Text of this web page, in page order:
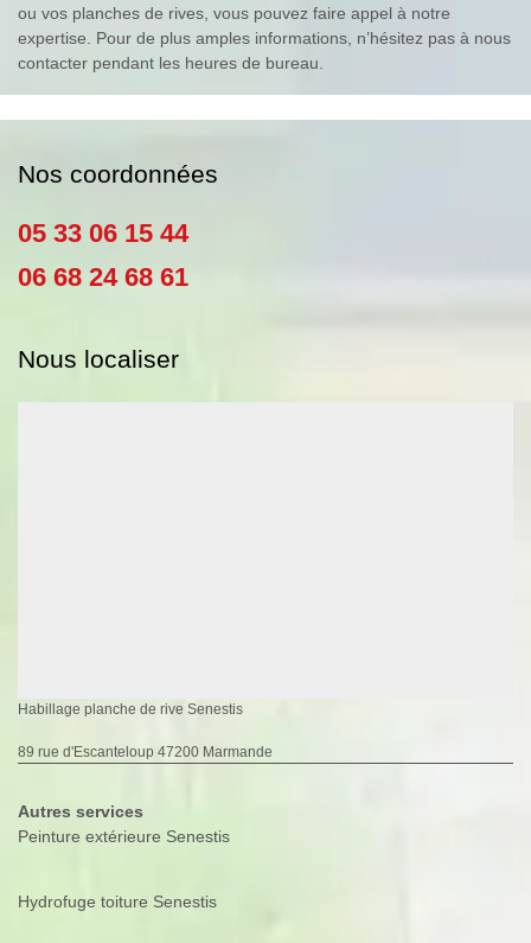
ou vos planches de rives, vous pouvez faire appel à notre
expertise. Pour de plus amples informations, n’hésitez pas à nous
contacter pendant les heures de bureau.
Nos coordonnées
05 33 06 15 44
06 68 24 68 61
Nous localiser
Habillage planche de rive Senestis
89 rue d'Escanteloup 47200 Marmande
Autres services
Peinture extérieure Senestis
Hydrofuge toiture Senestis